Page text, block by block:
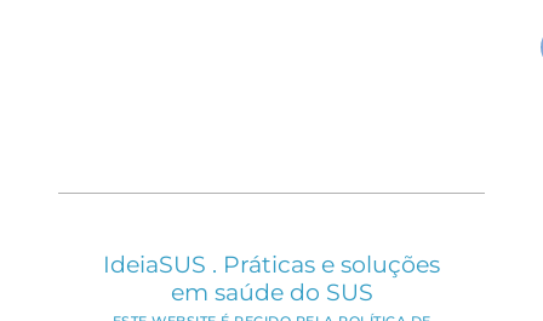
IdeiaSUS . Práticas e soluções
em saúde do SUS